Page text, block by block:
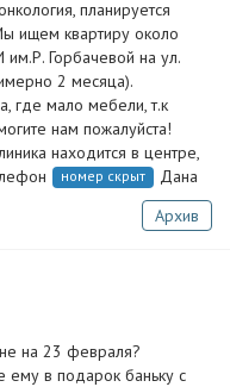
планируется
ищем квартиру около
Горбачевой на ул.
2 месяца).
где мало мебели, т.к
нам пожалуйста!
находится в центре,
номер скрыт
Дана
Архив
на 23 февраля?
ему в подарок баньку с